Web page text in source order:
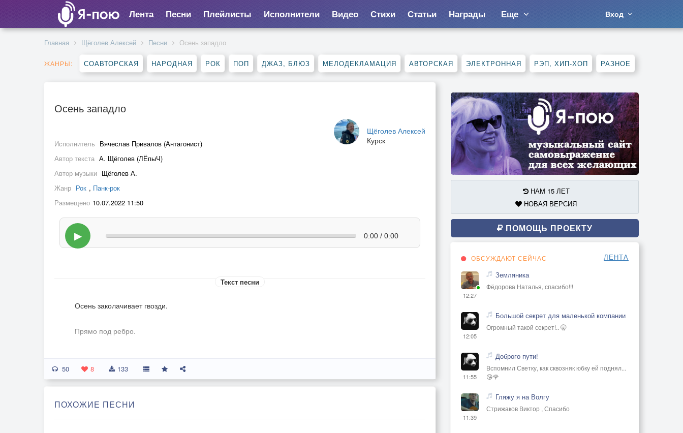
Лента Песни Плейлисты Исполнители Видео Стихи Статьи Награды Еще Вход
Главная Щёголев Алексей Песни Осень западло
ЖАНРЫ: СОАВТОРСКАЯ НАРОДНАЯ РОК ПОП ДЖАЗ, БЛЮЗ МЕЛОДЕКЛАМАЦИЯ АВТОРСКАЯ ЭЛЕКТРОННАЯ РЭП, ХИП-ХОП РАЗНОЕ
Осень западло
Щёголев Алексей
Курск
Исполнитель Вячеслав Привалов (Антагонист)
Автор текста А. Щёголев (ЛЁпыЧ)
Автор музыки Щёголев А.
Жанр Рок , Панк-рок
Размещено 10.07.2022 11:50
▶ 0:00 / 0:00
Текст песни
Осень заколачивает гвозди.
Прямо под ребро.
1
Осень топит в лужах.
Отрывает крылья.
*
50 8 133
ПОХОЖИЕ ПЕСНИ
НАМ 15 ЛЕТ
НОВАЯ ВЕРСИЯ
ПОМОЩЬ ПРОЕКТУ
ОБСУЖДАЮТ СЕЙЧАС ЛЕНТА
12:27
Земляника
Фёдорова Наталья, спасибо!!!
12:05
Большой секрет для маленькой компании
Огромный такой секрет!.. 🤫
11:55
Доброго пути!
Вспомнил Светку, как сквозняк юбку ей поднял...
😘🌹
11:39
Гляжу я на Волгу
Стрижаков Виктор , Спасибо